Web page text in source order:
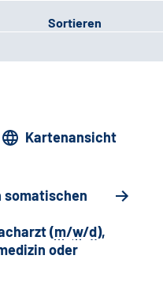
Sortieren
Kartenansicht
somatischen
(m/w/d),
oder